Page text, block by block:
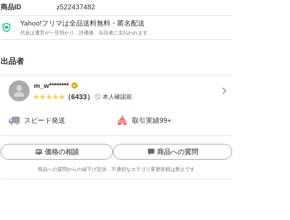
CPU Ryzen3 2400G
ビデオカード RADEON RX470
商品ID z522437482
Yahoo!フリマは全品送料無料・匿名配送
代金は運営が一旦預かり、評価後、出品者に支払われます
出品者
m_w********
（6433） 本人確認前
スピード発送 取引実績99+
価格の相談 商品への質問
商品への質問からの値下げ交渉、不適切なカテゴリ変更依頼は禁止です